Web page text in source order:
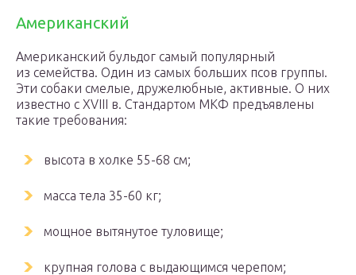
Американский
Американский бульдог самый популярный
из семейства. Один из самых больших псов группы.
Эти собаки смелые, дружелюбные, активные. О них
известно с XVIII в. Стандартом МКФ предъявлены
такие требования:
высота в холке 55-68 см;
масса тела 35-60 кг;
мощное вытянутое туловище;
крупная голова с выдающимся черепом;